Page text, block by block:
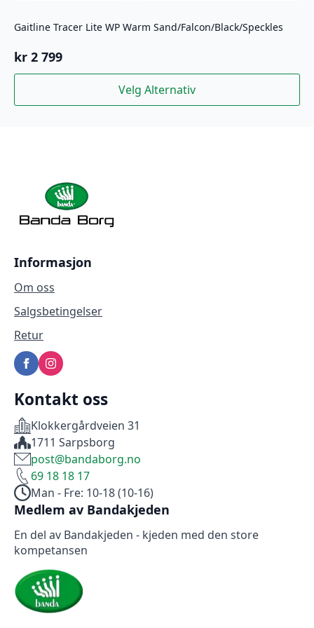
Gaitline Tracer Lite WP Warm Sand/Falcon/Black/Speckles
kr 2 799
Velg Alternativ
Dette
velges
produktsiden
Informasjon
Om oss
Salgsbetingelser
Retur
Kontakt oss
Klokkergårdveien 31
1711 Sarpsborg
post@bandaborg.no
69 18 18 17
Man - Fre: 10-18 (10-16)
Medlem av Bandakjeden
En del av Bandakjeden - kjeden med den store
kompetansen